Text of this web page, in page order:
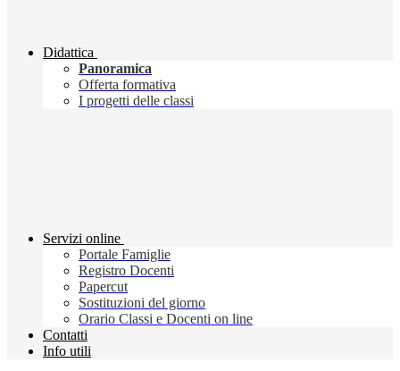
Didattica
Panoramica
Offerta formativa
I progetti delle classi
Servizi online
Portale Famiglie
Registro Docenti
Papercut
Sostituzioni del giorno
Orario Classi e Docenti on line
Contatti
Info utili